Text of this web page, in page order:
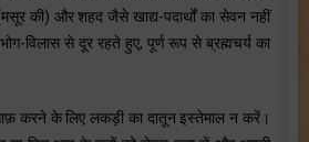
की) और शहद जैसे खाद्य-पदार्थों का सेवन नहीं
विलास से दूर रहते हुए, पूर्ण रूप से ब्रह्मचर्य का
करने के लिए लकड़ी का दातून इस्तेमाल न करें।